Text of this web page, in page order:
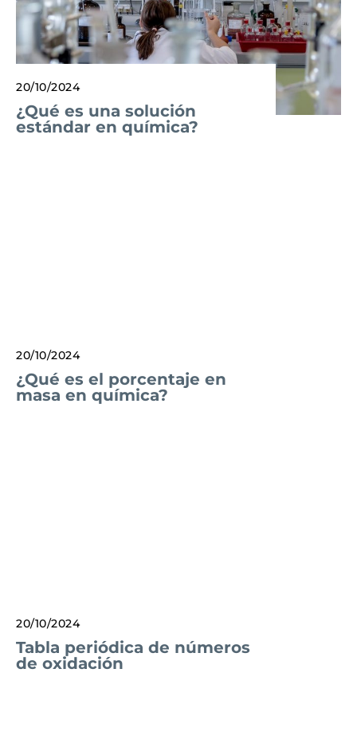
20/10/2024
¿Qué es una solución
estándar en química?
20/10/2024
¿Qué es el porcentaje en
masa en química?
20/10/2024
Tabla periódica de números
de oxidación